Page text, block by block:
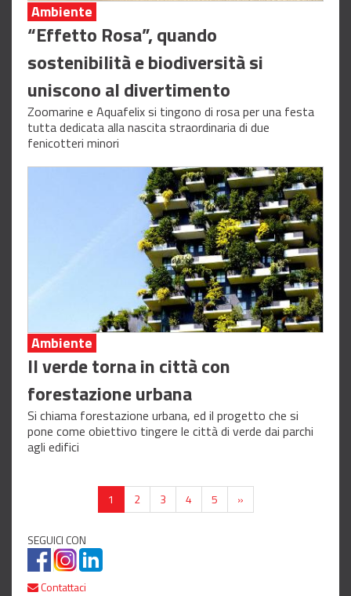
Ambiente
“Effetto Rosa”, quando
sostenibilità e biodiversità si
uniscono al divertimento
Zoomarine e Aquafelix si tingono di rosa per una festa
tutta dedicata alla nascita straordinaria di due
fenicotteri minori
Ambiente
Il verde torna in città con
forestazione urbana
Si chiama forestazione urbana, ed il progetto che si
pone come obiettivo tingere le città di verde dai parchi
agli edifici
1 2 3 4 5 »
SEGUICI CON
Contattaci